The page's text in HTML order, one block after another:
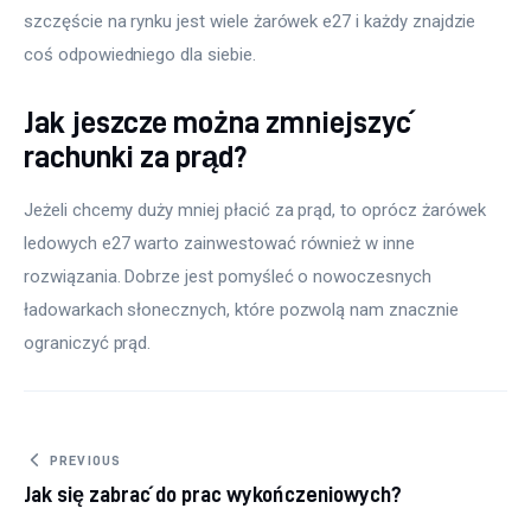
szczęście na rynku jest wiele żarówek e27 i każdy znajdzie
coś odpowiedniego dla siebie.
Jak jeszcze można zmniejszyć
rachunki za prąd?
Jeżeli chcemy duży mniej płacić za prąd, to oprócz żarówek
ledowych e27 warto zainwestować również w inne
rozwiązania. Dobrze jest pomyśleć o nowoczesnych
ładowarkach słonecznych, które pozwolą nam znacznie
ograniczyć prąd.
Nawigacja
wpisu
PREVIOUS
Jak się zabrać do prac wykończeniowych?